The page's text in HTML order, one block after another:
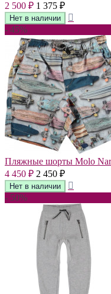
2 500 ₽ 1 375 ₽
- 45%
Пляжные шорты Molo
4 450 ₽ 2 450 ₽
- 50%